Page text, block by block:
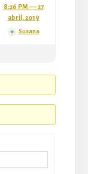
8:26 PM –– 27
abril, 2019
Susana